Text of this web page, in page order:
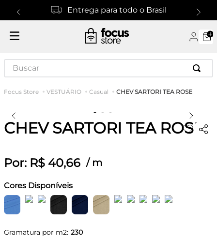
Entrega para todo o Brasil
Buscar
VESTUÁRIO Casual CHEV SARTORI TEA ROSE
CHEV SARTORI TEA ROSE
Por: R$ 40,66 / m
Cores Disponíveis
Gramatura por m2: 230